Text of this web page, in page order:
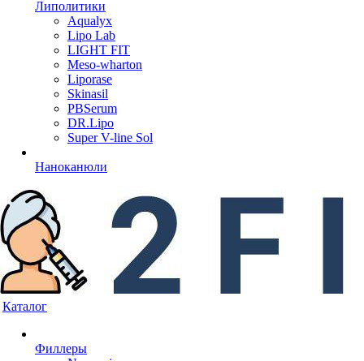
Липолитики
Aqualyx
Lipo Lab
LIGHT FIT
Meso-wharton
Liporase
Skinasil
PBSerum
DR.Lipo
Super V-line Sol
Наноканюли
Каталог
Филлеры